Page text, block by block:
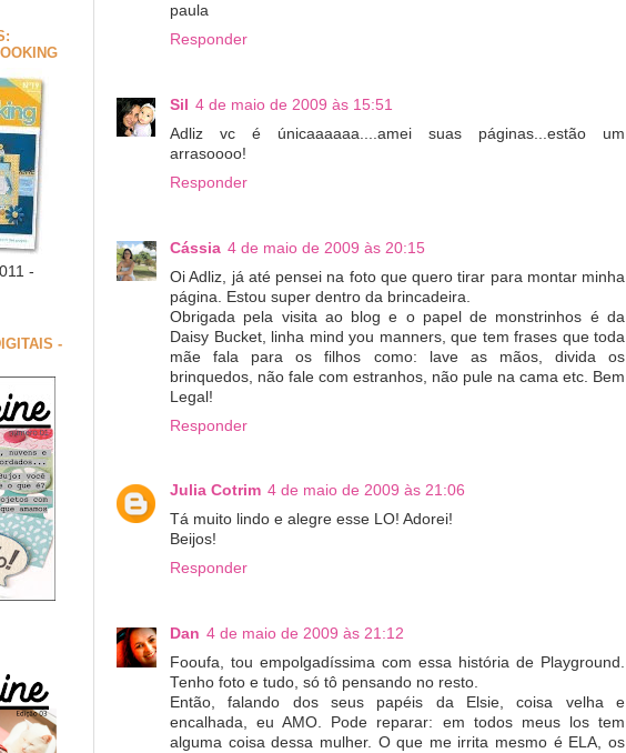
paula
Responder
Sil 4 de maio de 2009 às 15:51
Adliz vc é únicaaaaaa....amei suas páginas...estão um
arrasoooo!
Responder
Cássia 4 de maio de 2009 às 20:15
Oi Adliz, já até pensei na foto que quero tirar para montar minha
página. Estou super dentro da brincadeira.
Obrigada pela visita ao blog e o papel de monstrinhos é da
Daisy Bucket, linha mind you manners, que tem frases que toda
mãe fala para os filhos como: lave as mãos, divida os
brinquedos, não fale com estranhos, não pule na cama etc. Bem
Legal!
Responder
Julia Cotrim 4 de maio de 2009 às 21:06
Tá muito lindo e alegre esse LO! Adorei!
Beijos!
Responder
Dan 4 de maio de 2009 às 21:12
Fooufa, tou empolgadíssima com essa história de Playground.
Tenho foto e tudo, só tô pensando no resto.
Então, falando dos seus papéis da Elsie, coisa velha e
encalhada, eu AMO. Pode reparar: em todos meus los tem
alguma coisa dessa mulher. O que me irrita mesmo é ELA, os
-
-